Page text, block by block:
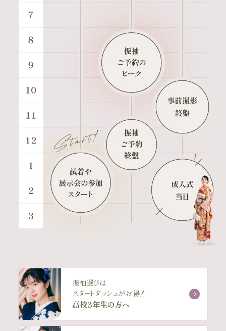
振袖選びは
スタートダッシュがお得！
高校3年生の方へ